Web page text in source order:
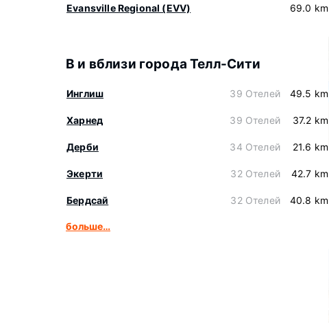
Evansville Regional (EVV) 69.0 km
В и вблизи города Телл-Сити
Инглиш 39 Отелей 49.5 km
Харнед 39 Отелей 37.2 km
Дерби 34 Отелей 21.6 km
Экерти 32 Отелей 42.7 km
Бердсай 32 Отелей 40.8 km
больше…